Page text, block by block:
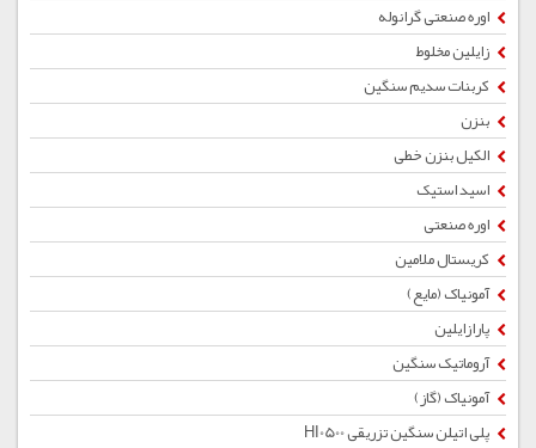
اوره صنعتی گرانوله
زایلین مخلوط
کربنات سدیم سنگین
بنزن
الکیل بنزن خطی
اسید استیک
اوره صنعتی
کریستال ملامین
آمونیاک (مایع)
پارازایلین
آروماتیک سنگین
آمونیاک (گاز)
پلی اتیلن سنگین تزریقی HI0500